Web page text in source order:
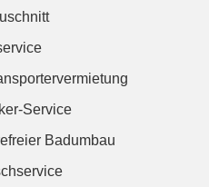
Service
Badumbau